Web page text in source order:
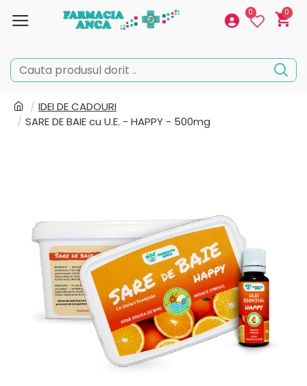
0 0
IDEI DE CADOURI
SARE DE BAIE cu U.E. - HAPPY - 500mg